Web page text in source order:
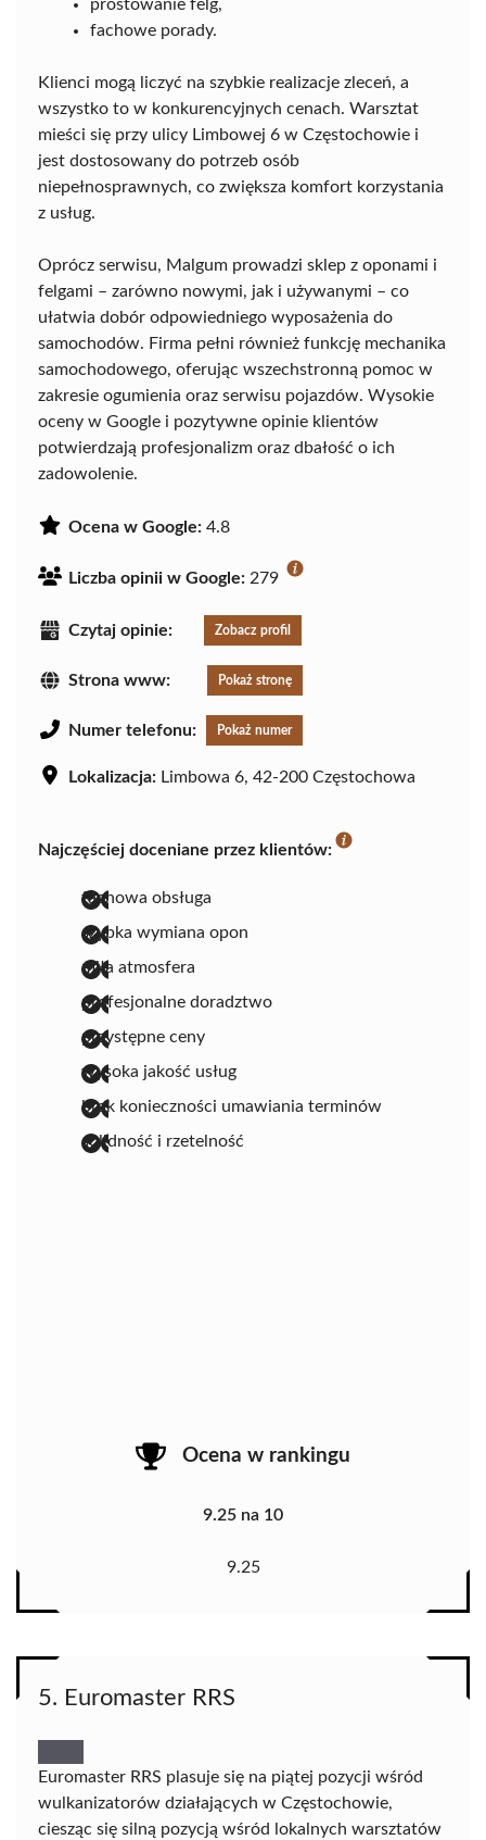
prostowanie felg,
fachowe porady.
Klienci mogą liczyć na szybkie realizacje zleceń, a
wszystko to w konkurencyjnych cenach. Warsztat
mieści się przy ulicy Limbowej 6 w Częstochowie i
jest dostosowany do potrzeb osób
niepełnosprawnych, co zwiększa komfort korzystania
z usług.
Oprócz serwisu, Malgum prowadzi sklep z oponami i
felgami – zarówno nowymi, jak i używanymi – co
ułatwia dobór odpowiedniego wyposażenia do
samochodów. Firma pełni również funkcję mechanika
samochodowego, oferując wszechstronną pomoc w
zakresie ogumienia oraz serwisu pojazdów. Wysokie
oceny w Google i pozytywne opinie klientów
potwierdzają profesjonalizm oraz dbałość o ich
zadowolenie.
Ocena w Google: 4.8
Liczba opinii w Google: 279
Czytaj opinie: Zobacz profil
Strona www: Pokaż stronę
Numer telefonu: Pokaż numer
Lokalizacja: Limbowa 6, 42-200 Częstochowa
Najczęściej doceniane przez klientów:
fachowa obsługa
szybka wymiana opon
miła atmosfera
profesjonalne doradztwo
przystępne ceny
wysoka jakość usług
brak konieczności umawiania terminów
solidność i rzetelność
Ocena w rankingu
9.25 na 10
9.25
5. Euromaster RRS
Euromaster RRS plasuje się na piątej pozycji wśród
wulkanizatorów działających w Częstochowie,
ciesząc się silną pozycją wśród lokalnych warsztatów